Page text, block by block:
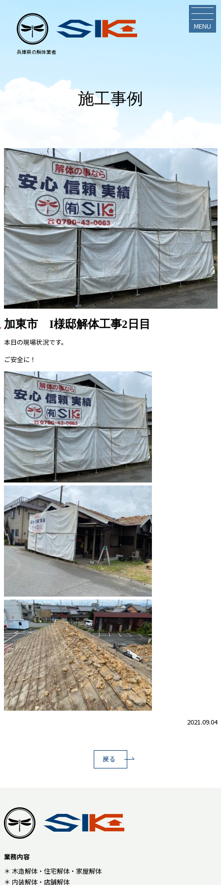
MENU
施工事例
加東市 I様邸解体工事2日目
本日の現場状況です。
ご安全に！
2021.09.04
戻る
業務内容
＊ 木造解体・住宅解体・家屋解体
＊ 内装解体・店舗解体